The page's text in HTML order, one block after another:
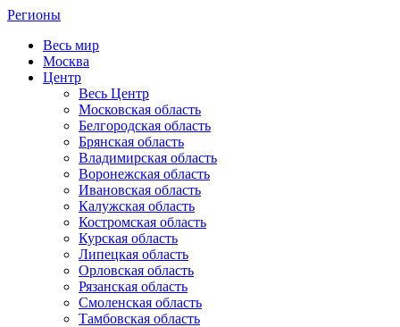
Регионы
Весь мир
Москва
Центр
Весь Центр
Московская область
Белгородская область
Брянская область
Владимирская область
Воронежская область
Ивановская область
Калужская область
Костромская область
Курская область
Липецкая область
Орловская область
Рязанская область
Смоленская область
Тамбовская область